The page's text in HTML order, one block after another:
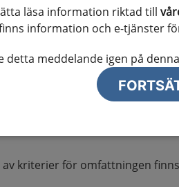
läsa information riktad till
information och e-tjänster
detta meddelande igen på
om obstruktiv
från 18 månader till och med 17
inte återkommit inom ett år
av kriterier för omfattningen